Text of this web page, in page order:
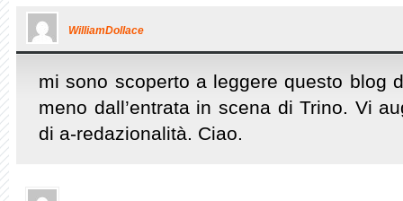
WilliamDollace
mi sono scoperto a leggere questo blog
meno dall’entrata in scena di Trino. Vi
di a-redazionalità. Ciao.